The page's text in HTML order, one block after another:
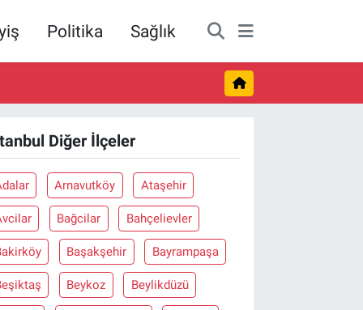
Politika Sağlık
Diğer İlçeler
Arnavutköy Ataşehir
Bağcilar Bahçelievler
Başakşehir Bayrampaşa
Beykoz Beylikdüzü